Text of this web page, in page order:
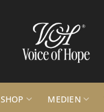
SHOP MEDIEN